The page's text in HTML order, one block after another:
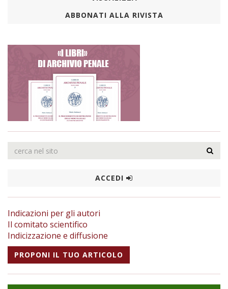
ABBONATI ALLA RIVISTA
ACCEDI
Indicazioni per gli autori
Il comitato scientifico
Indicizzazione e diffusione
PROPONI IL TUO ARTICOLO